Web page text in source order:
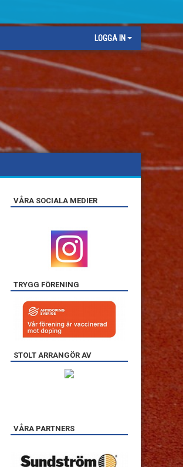
LOGGA IN
VÅRA SOCIALA MEDIER
TRYGG FÖRENING
STOLT ARRANGÖR AV
VÅRA PARTNERS